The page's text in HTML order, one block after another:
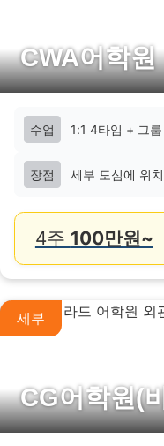
CWA어학원
수업 1:1 4타임 + 그
장점 세부 도심에 위
4주 100만원~
세부
CG어학원(